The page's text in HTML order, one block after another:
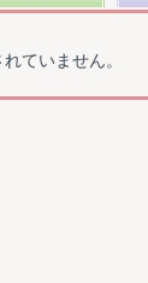
ていません。